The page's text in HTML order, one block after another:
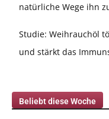
natürliche Wege ihn
Studie: Weihrauchöl
und stärkt das
Beliebt diese Woche